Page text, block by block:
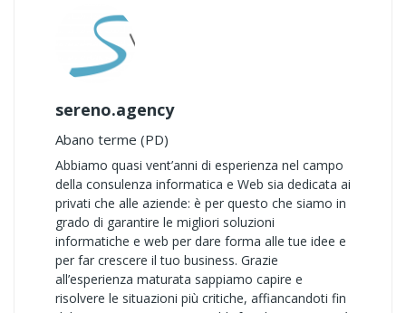
sereno.agency
Abano terme (PD)
Abbiamo quasi vent’anni di esperienza nel campo
della consulenza informatica e Web sia dedicata ai
privati che alle aziende: è per questo che siamo in
grado di garantire le migliori soluzioni
informatiche e web per dare forma alle tue idee e
per far crescere il tuo business. Grazie
all’esperienza maturata sappiamo capire e
risolvere le situazioni più critiche, affiancandoti fin